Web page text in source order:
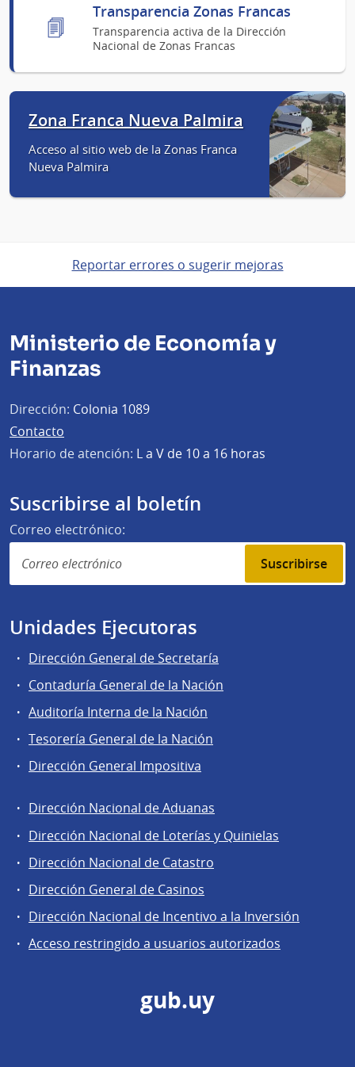
Transparencia Zonas Francas
Transparencia activa de la Dirección
Nacional de Zonas Francas
Zona Franca Nueva Palmira
Acceso al sitio web de la Zonas Franca
Nueva Palmira
Reportar errores o sugerir mejoras
Ministerio de Economía y
Finanzas
Dirección: Colonia 1089
Contacto
Horario de atención: L a V de 10 a 16 horas
Suscribirse al boletín
Correo electrónico:
Suscribirse
Unidades Ejecutoras
Dirección General de Secretaría
Contaduría General de la Nación
Auditoría Interna de la Nación
Tesorería General de la Nación
Dirección General Impositiva
Áreas
de
la
Dirección
General
de
Secretaría
Dirección Nacional de Aduanas
Dirección Nacional de Loterías y Quinielas
Dirección Nacional de Catastro
Dirección General de Casinos
Dirección Nacional de Incentivo a la Inversión
Acceso restringido a usuarios autorizados
gub.uy